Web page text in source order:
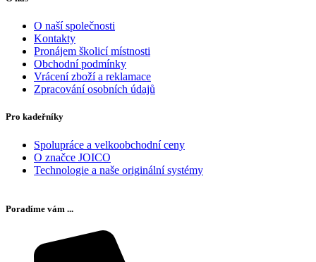
O naší společnosti
Kontakty
Pronájem školicí místnosti
Obchodní podmínky
Vrácení zboží a reklamace
Zpracování osobních údajů
Pro kadeřníky
Spolupráce a velkoobchodní ceny
O značce JOICO
Technologie a naše originální systémy
Poradíme vám ...